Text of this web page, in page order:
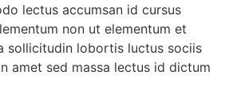
lectus accumsan id cursus
non ut elementum et
sollicitudin lobortis luctus sociis
amet sed massa lectus id dictum